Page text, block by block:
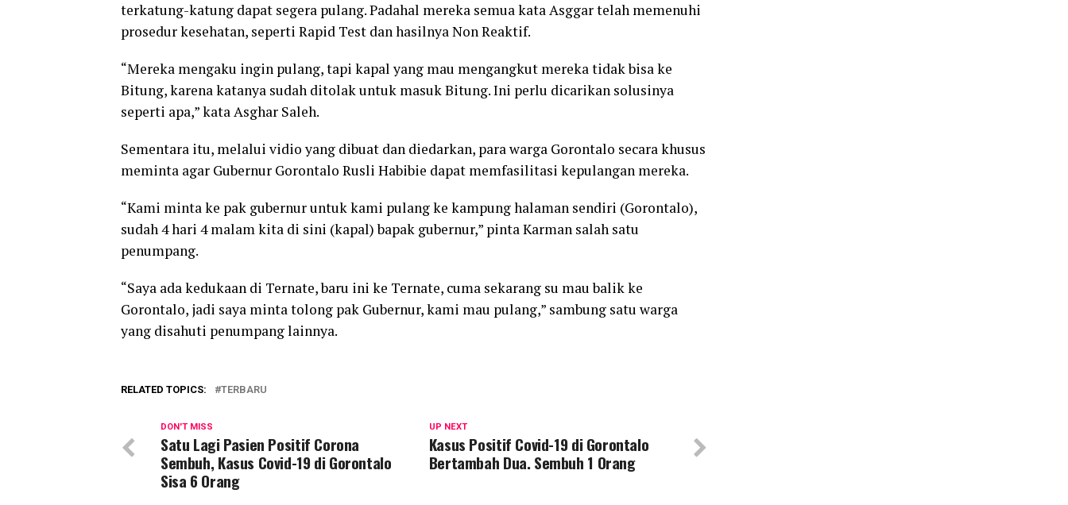
terkatung-katung dapat segera pulang. Padahal mereka semua kata Asggar telah memenuhi
prosedur kesehatan, seperti Rapid Test dan hasilnya Non Reaktif.
“Mereka mengaku ingin pulang, tapi kapal yang mau mengangkut mereka tidak bisa ke
Bitung, karena katanya sudah ditolak untuk masuk Bitung. Ini perlu dicarikan solusinya
seperti apa,” kata Asghar Saleh.
Sementara itu, melalui vidio yang dibuat dan diedarkan, para warga Gorontalo secara khusus
meminta agar Gubernur Gorontalo Rusli Habibie dapat memfasilitasi kepulangan mereka.
“Kami minta ke pak gubernur untuk kami pulang ke kampung halaman sendiri (Gorontalo),
sudah 4 hari 4 malam kita di sini (kapal) bapak gubernur,” pinta Karman salah satu
penumpang.
“Saya ada kedukaan di Ternate, baru ini ke Ternate, cuma sekarang su mau balik ke
Gorontalo, jadi saya minta tolong pak Gubernur, kami mau pulang,” sambung satu warga
yang disahuti penumpang lainnya.
RELATED TOPICS: TERBARU
UP NEXT
Kasus Positif Covid-19 di Gorontalo
Bertambah Dua. Sembuh 1 Orang
DON'T MISS
Satu Lagi Pasien Positif Corona
Sembuh, Kasus Covid-19 di Gorontalo
Sisa 6 Orang